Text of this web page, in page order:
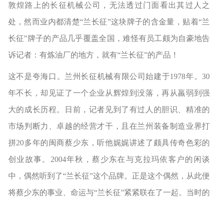
敦煌路上的长征机械公司，无法透过门面看出其过人之
处，然而业内都清楚“兰长征”这块牌子的含金量，贴着“兰
长征”牌子的产品几乎覆盖全国，难怪有员工颇为自豪地告
诉记者：有炼油厂的地方，就有“兰长征”的产品！
这不是夸海口。兰州长征机械有限公司始建于1978年。30
年不长，却见证了一个企业从辉煌到没落，再从羸弱到强
大的成长历程。日前，记者见到了有过人的胆识、精准的
市场判断力、卓越的经营才干，且在兰州装备制造业界打
拼20多年的闽商蔡少东，听他娓娓讲述了颇具传奇色彩的
创业故事。2004年秋，蔡少东在与克拉玛依客户的闲谈
中，偶然听到了“兰长征”这个品牌。正是这个偶然，从此便
将蔡少东的事业、命运与“兰长征”紧紧联在了一起。当时的